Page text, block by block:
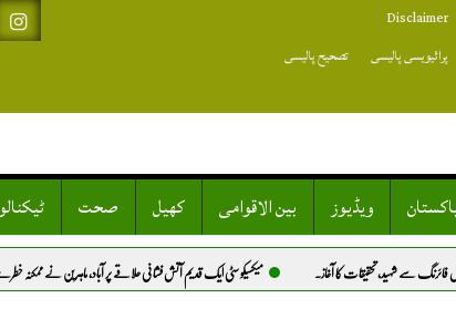
Disclaimer
پرائیویسی پالیسی
تصحیح پالیسی
ویڈیوز بین الاقوامی کھیل صحت
سے شہید، تحقیقات کا آغاز. میکسیکو سٹی ایک قدیم آتش فشانی علاقے پر آباد، ماہرین نے ممکنہ خطرے سے